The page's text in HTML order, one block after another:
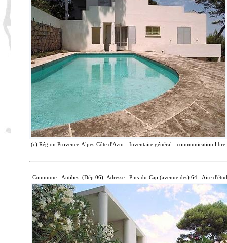
(c) Région Provence-Alpes-Côte d'Azur - Inventaire général - communication
Commune: Antibes (Dép.06) Adresse: Pins-du-Cap (avenue des) 64. Aire